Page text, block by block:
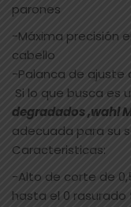
parones
-Máxima precisión
cabello
-Palanca de ajuste
Si lo que busca es
degradados ,wahl
adecuada para su
Caracteristicas:
-Alto de corte de
hasta el 0